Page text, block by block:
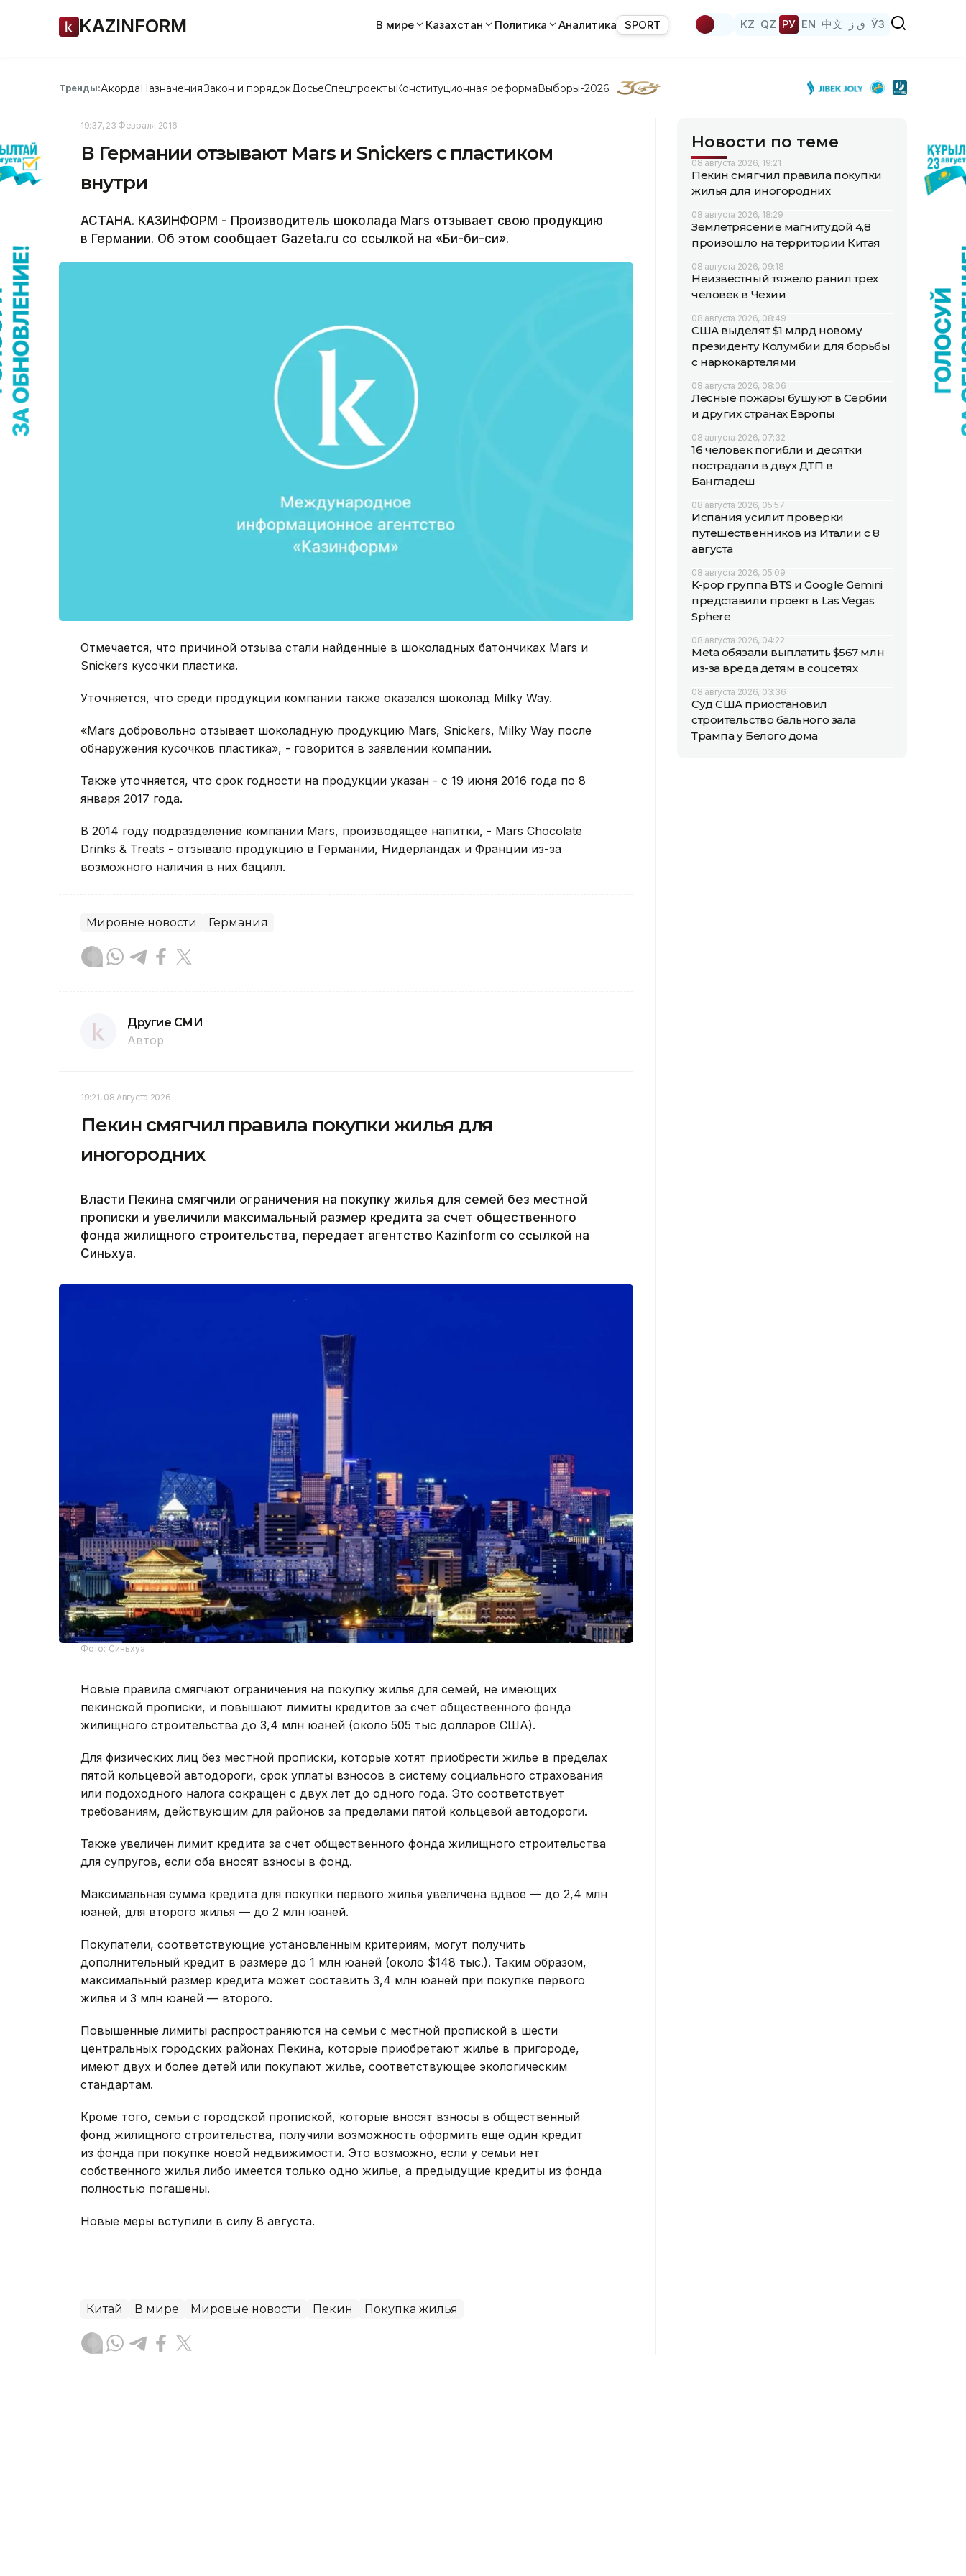
KAZINFORM В мире Казахстан Политика Аналитика SPORT KZ QZ РУ EN 中文 ق ز ЎЗ
Тренды:АкордаНазначенияЗакон и порядок ДосьеСпецпроектыКонституционная реформаВыборы-2026
19:37, 23 Февраля 2016
В Германии отзывают Mars и Snickers с пластиком
внутри
АСТАНА. КАЗИНФОРМ - Производитель шоколада Mars отзывает свою продукцию
в Германии. Об этом сообщает Gazeta.ru со ссылкой на «Би-би-си».
Отмечается, что причиной отзыва стали найденные в шоколадных батончиках Mars и
Snickers кусочки пластика.
Уточняется, что среди продукции компании также оказался шоколад Milky Way.
«Mars добровольно отзывает шоколадную продукцию Mars, Snickers, Milky Way после
обнаружения кусочков пластика», - говорится в заявлении компании.
Также уточняется, что срок годности на продукции указан - с 19 июня 2016 года по 8
января 2017 года.
В 2014 году подразделение компании Mars, производящее напитки, - Mars Chocolate
Drinks & Treats - отзывало продукцию в Германии, Нидерландах и Франции из-за
возможного наличия в них бацилл.
Мировые новости Германия
Другие СМИ
Автор
19:21, 08 Августа 2026
Пекин смягчил правила покупки жилья для
иногородних
Власти Пекина смягчили ограничения на покупку жилья для семей без местной
прописки и увеличили максимальный размер кредита за счет общественного
фонда жилищного строительства, передает агентство Kazinform со ссылкой на
Синьхуа.
Фото: Синьхуа
Новые правила смягчают ограничения на покупку жилья для семей, не имеющих
пекинской прописки, и повышают лимиты кредитов за счет общественного фонда
жилищного строительства до 3,4 млн юаней (около 505 тыс долларов США).
Для физических лиц без местной прописки, которые хотят приобрести жилье в пределах
пятой кольцевой автодороги, срок уплаты взносов в систему социального страхования
или подоходного налога сокращен с двух лет до одного года. Это соответствует
требованиям, действующим для районов за пределами пятой кольцевой автодороги.
Также увеличен лимит кредита за счет общественного фонда жилищного строительства
для супругов, если оба вносят взносы в фонд.
Максимальная сумма кредита для покупки первого жилья увеличена вдвое — до 2,4 млн
юаней, для второго жилья — до 2 млн юаней.
Покупатели, соответствующие установленным критериям, могут получить
дополнительный кредит в размере до 1 млн юаней (около $148 тыс.). Таким образом,
максимальный размер кредита может составить 3,4 млн юаней при покупке первого
жилья и 3 млн юаней — второго.
Повышенные лимиты распространяются на семьи с местной пропиской в шести
центральных городских районах Пекина, которые приобретают жилье в пригороде,
имеют двух и более детей или покупают жилье, соответствующее экологическим
стандартам.
Кроме того, семьи с городской пропиской, которые вносят взносы в общественный
фонд жилищного строительства, получили возможность оформить еще один кредит
из фонда при покупке новой недвижимости. Это возможно, если у семьи нет
собственного жилья либо имеется только одно жилье, а предыдущие кредиты из фонда
полностью погашены.
Новые меры вступили в силу 8 августа.
Китай В мире Мировые новости Пекин Покупка жилья
Новости по теме
08 августа 2026, 19:21
Пекин смягчил правила покупки
жилья для иногородних
08 августа 2026, 18:29
Землетрясение магнитудой 4,8
произошло на территории Китая
08 августа 2026, 09:18
Неизвестный тяжело ранил трех
человек в Чехии
08 августа 2026, 08:49
США выделят $1 млрд новому
президенту Колумбии для борьбы
с наркокартелями
08 августа 2026, 08:06
Лесные пожары бушуют в Сербии
и других странах Европы
08 августа 2026, 07:32
16 человек погибли и десятки
пострадали в двух ДТП в
Бангладеш
08 августа 2026, 05:57
Испания усилит проверки
путешественников из Италии с 8
августа
08 августа 2026, 05:09
K-pop группа BTS и Google Gemini
представили проект в Las Vegas
Sphere
08 августа 2026, 04:22
Meta обязали выплатить $567 млн
из-за вреда детям в соцсетях
08 августа 2026, 03:36
Суд США приостановил
строительство бального зала
Трампа у Белого дома